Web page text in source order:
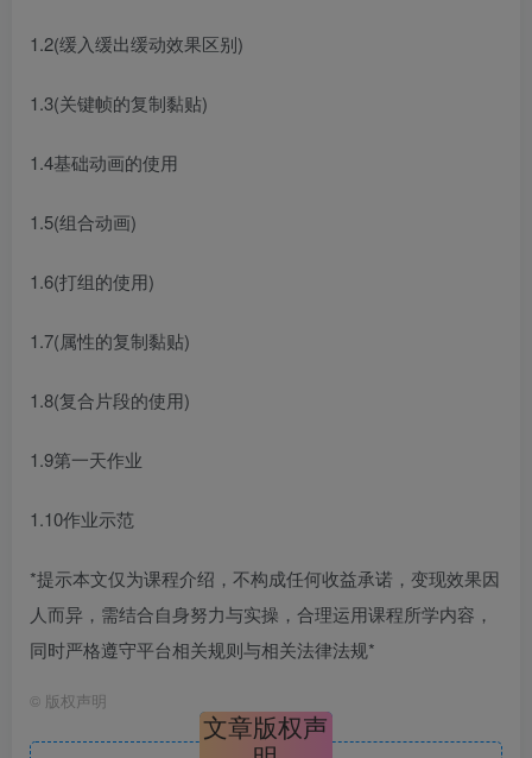
1.2(缓入缓出缓动效果区别)
1.3(关键帧的复制黏贴)
1.4基础动画的使用
1.5(组合动画)
1.6(打组的使用)
1.7(属性的复制黏贴)
1.8(复合片段的使用)
1.9第一天作业
1.10作业示范
*提示本文仅为课程介绍，不构成任何收益承诺，变现效果因
人而异，需结合自身努力与实操，合理运用课程所学内容，
同时严格遵守平台相关规则与相关法律法规*
© 版权声明
文章版权声